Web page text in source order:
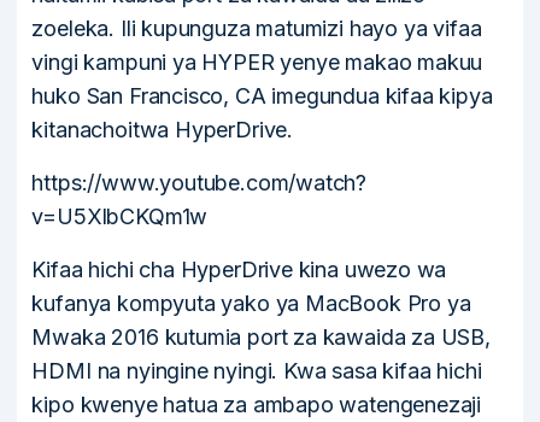
zoeleka. Ili kupunguza matumizi hayo ya vifaa
vingi kampuni ya HYPER yenye makao makuu
huko San Francisco, CA imegundua kifaa kipya
kitanachoitwa HyperDrive.
https://www.youtube.com/watch?
v=U5XlbCKQm1w
Kifaa hichi cha HyperDrive kina uwezo wa
kufanya kompyuta yako ya MacBook Pro ya
Mwaka 2016 kutumia port za kawaida za USB,
HDMI na nyingine nyingi. Kwa sasa kifaa hichi
kipo kwenye hatua za ambapo watengenezaji